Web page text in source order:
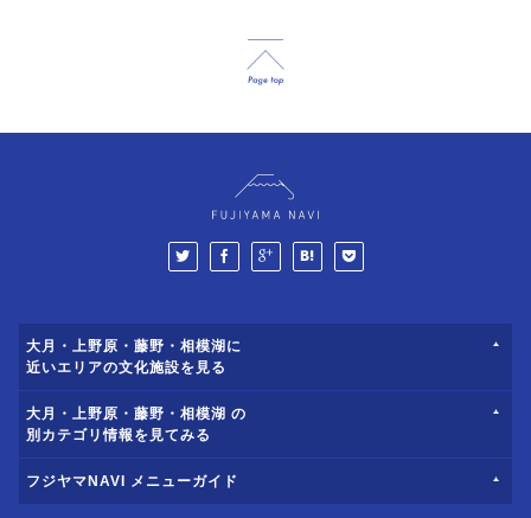
大月・上野原・藤野・相模湖に
近いエリアの文化施設を見る
大月・上野原・藤野・相模湖 の
別カテゴリ情報を見てみる
フジヤマNAVI メニューガイド